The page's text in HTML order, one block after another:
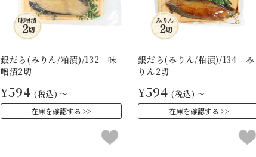
銀だら(みりん/粕漬)/132 味
噌漬2切
¥594 (税込) ～
在庫を確認する
銀だら(みりん/粕漬)/134 み
りん2切
¥594 (税込) ～
在庫を確認する